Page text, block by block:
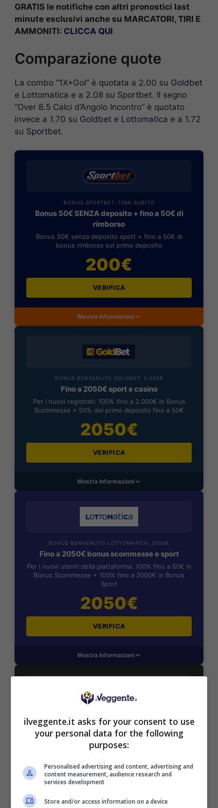
GRATIS le notifiche con altri pronostici last
minute esclusivi anche su MARCATORI, TIRI E
AMMONITI: CLICCA QUI
Comparazione quote
La combo “1X+Gol” è quotata a 2.00 su Goldbet
e Lottomatica e a 2.08 su Sportbet. Il segno
“Over 8.5 Calci d’Angolo Incontro” è quotato
invece a 1.70 su Goldbet e Lottomatica e a 1.72
su Sportbet.
BONUS SPORTBET: 100€ SUBITO
Bonus 50€ SENZA deposito + fino a 50€ di
rimborso
Bonus 50€ senza deposito sport + fino a 50€ di
bonus rimborso sul primo deposito
200€
VERIFICA
Mostra Informazioni
BONUS BENVENUTO GOLDBET: 2.050€
Fino a 2050€ sport e casino
Per i nuovi registrati: 100% fino a 2.000€ in Bonus
Scommesse + 50% del primo deposito fino a 50€
2050€
VERIFICA
Mostra Informazioni
BONUS BENVENUTO LOTTOMATICA: 2050€
Fino a 2050€ bonus scommesse e sport
Per i nuovi utenti della piattaforma: 100% fino a 50€ in
Bonus Scommesse + 100% fino a 2000€ in Bonus
Sport
2050€
VERIFICA
Mostra Informazioni
PlanetWin365
Planetwin365: 2050€ per sport e scommesse
Iscrivendoti a PlanetWin365 ricevi: 100% fino a 2000€
in Bonus Scommesse + 100% fino a 50€ in Bonus
2050€
VERIFICA
ilveggente.it asks for your consent to use
your personal data for the following
purposes:
Personalised advertising and content, advertising and
content measurement, audience research and
services development
Store and/or access information on a device